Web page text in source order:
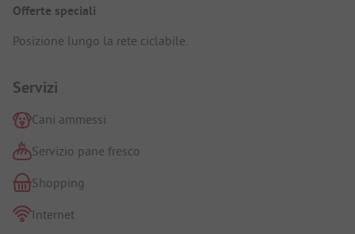
Offerte speciali
Posizione lungo la rete ciclabile.
Servizi
Cani ammessi
Servizio pane fresco
Shopping
Internet